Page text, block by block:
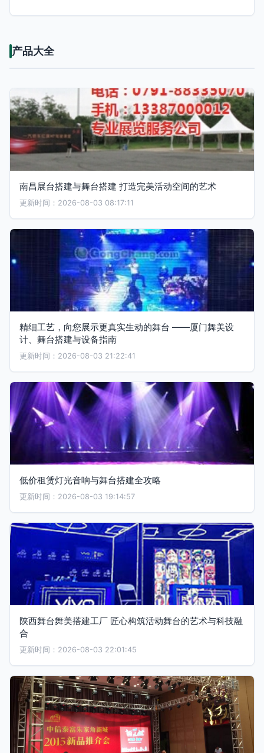
产品大全
南昌展台搭建与舞台搭建 打造完美活动空间的艺术
更新时间：2026-08-03 08:17:11
精细工艺，向您展示更真实生动的舞台 ——厦门舞美设
计、舞台搭建与设备指南
更新时间：2026-08-03 21:22:41
低价租赁灯光音响与舞台搭建全攻略
更新时间：2026-08-03 19:14:57
陕西舞台舞美搭建工厂 匠心构筑活动舞台的艺术与科技融
合
更新时间：2026-08-03 22:01:45